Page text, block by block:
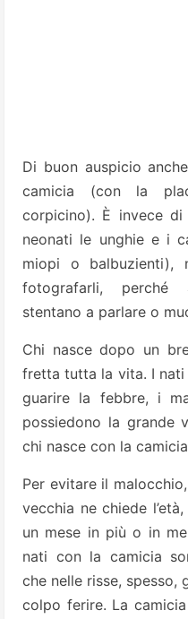
Di buon auspicio
camicia (con la
corpicino). È invece
neonati le unghie e i
miopi o balbuzienti),
fotografarli, perché
stentano a parlare o
Chi nasce dopo un
fretta tutta la vita. I
guarire la febbre, i
possiedono la grande
chi nasce con la
Per evitare il
vecchia ne chiede
un mese in più o in
nati con la camicia
che nelle risse, spesso,
colpo ferire. La